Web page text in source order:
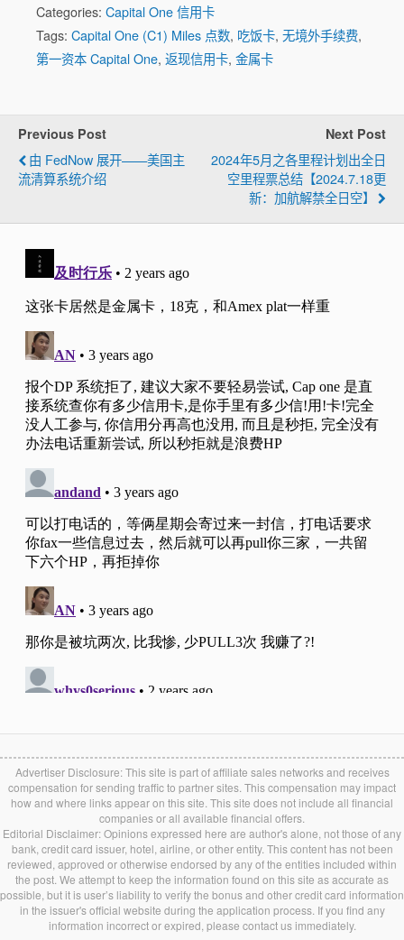
Categories: Capital One 信用卡
Tags: Capital One (C1) Miles 点数, 吃饭卡, 无境外手续费,
第一资本 Capital One, 返现信用卡, 金属卡
Previous Post
由 FedNow 展开——美国主
流清算系统介绍
Next Post
2024年5月之各里程计划出全日
空里程票总结【2024.7.18更
新：加航解禁全日空】
Advertiser Disclosure: This site is part of affiliate sales networks and receives
compensation for sending traffic to partner sites. This compensation may impact
how and where links appear on this site. This site does not include all financial
companies or all available financial offers.
Editorial Disclaimer: Opinions expressed here are author's alone, not those of any
bank, credit card issuer, hotel, airline, or other entity. This content has not been
reviewed, approved or otherwise endorsed by any of the entities included within
the post. We attempt to keep the information found on this site as accurate as
possible, but it is user’s liability to verify the bonus and other credit card information
in the issuer's official website during the application process. If you find any
information incorrect or expired, please contact us immediately.